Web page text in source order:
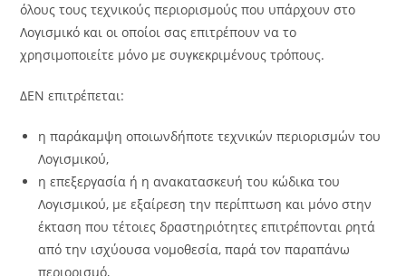
όλους τους τεχνικούς περιορισμούς που υπάρχουν στο
Λογισμικό και οι οποίοι σας επιτρέπουν να το
χρησιμοποιείτε μόνο με συγκεκριμένους τρόπους.
ΔΕΝ επιτρέπεται:
η παράκαμψη οποιωνδήποτε τεχνικών περιορισμών του
Λογισμικού,
η επεξεργασία ή η ανακατασκευή του κώδικα του
Λογισμικού, με εξαίρεση την περίπτωση και μόνο στην
έκταση που τέτοιες δραστηριότητες επιτρέπονται ρητά
από την ισχύουσα νομοθεσία, παρά τον παραπάνω
περιορισμό,